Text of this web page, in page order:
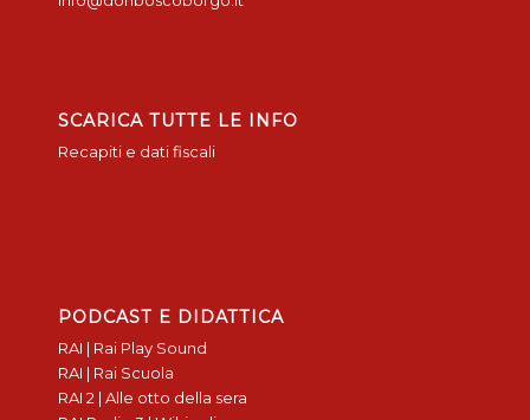
SCARICA TUTTE LE INFO
Recapiti e dati fiscali
PODCAST E DIDATTICA
RAI | Rai Play Sound
RAI | Rai Scuola
RAI 2 | Alle otto della sera